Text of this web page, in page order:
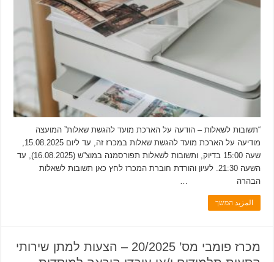
“תשובות לשאלות – הודעה על הארכת מועד להגשת שאלות” המועצה
מודיעה על הארכת מועד להגשת שאלות במכרז זה, עד ליום 15.08.2025,
שעה 15:00 בדיוק, ותשובות לשאלות תפורסמנה במוצ”ש (16.08.2025), עד
השעה 21:30. לעיון והורדת חוברת המכרז לחץ כאן תשובות לשאלות
הבהרה …
المزيد המשך
מכרז פומבי מס’ 20/2025 – הצעות למתן שירותי